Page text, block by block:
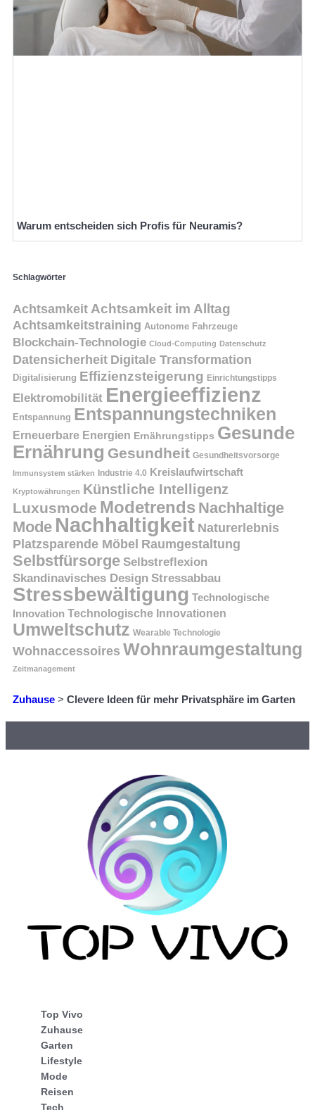
Warum entscheiden sich Profis für Neuramis?
Schlagwörter
AchtsamkeitAchtsamkeit im Alltag
Achtsamkeitstraining Autonome Fahrzeuge
Blockchain-Technologie Cloud-Computing Datenschutz
Datensicherheit Digitale Transformation
Digitalisierung Effizienzsteigerung Einrichtungstipps
Elektromobilität Energieeffizienz
Entspannung Entspannungstechniken
Erneuerbare Energien Ernährungstipps Gesunde
Ernährung Gesundheit Gesundheitsvorsorge
Immunsystem stärken Industrie 4.0 Kreislaufwirtschaft
Kryptowährungen Künstliche Intelligenz
Luxusmode Modetrends Nachhaltige
Mode Nachhaltigkeit Naturerlebnis
Platzsparende Möbel Raumgestaltung
Selbstfürsorge Selbstreflexion
Skandinavisches Design Stressabbau
Stressbewältigung Technologische
Innovation Technologische Innovationen
Umweltschutz Wearable Technologie
Wohnaccessoires Wohnraumgestaltung
Zeitmanagement
Zuhause > Clevere Ideen für mehr Privatsphäre im Garten
Top Vivo
Zuhause
Garten
Lifestyle
Mode
Reisen
Tech